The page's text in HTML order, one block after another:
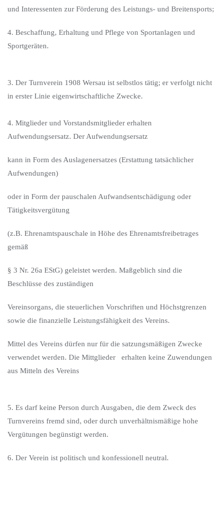
und Interessenten zur Förderung des Leistungs- und Breitensports;
4. Beschaffung, Erhaltung und Pflege von Sportanlagen und
Sportgeräten.
3. Der Turnverein 1908 Wersau ist selbstlos tätig; er verfolgt nicht
in erster Linie eigenwirtschaftliche Zwecke.
4. Mitglieder und Vorstandsmitglieder erhalten
Aufwendungsersatz. Der Aufwendungsersatz
kann in Form des Auslagenersatzes (Erstattung tatsächlicher
Aufwendungen)
oder in Form der pauschalen Aufwandsentschädigung oder
Tätigkeitsvergütung
(z.B. Ehrenamtspauschale in Höhe des Ehrenamtsfreibetrages
gemäß
§ 3 Nr. 26a EStG) geleistet werden. Maßgeblich sind die
Beschlüsse des zuständigen
Vereinsorgans, die steuerlichen Vorschriften und Höchstgrenzen
sowie die finanzielle Leistungsfähigkeit des Vereins.
Mittel des Vereins dürfen nur für die satzungsmäßigen Zwecke
verwendet werden. Die Mittglieder erhalten keine Zuwendungen
aus Mitteln des Vereins
5. Es darf keine Person durch Ausgaben, die dem Zweck des
Turnvereins fremd sind, oder durch unverhältnismäßige hohe
Vergütungen begünstigt werden.
6. Der Verein ist politisch und konfessionell neutral.